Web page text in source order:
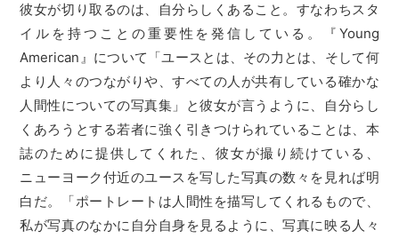
彼女が切り取るのは、自分らしくあること。すなわちスタ
イルを持つことの重要性を発信している。『Young
American』について「ユースとは、その力とは、そして何
より人々のつながりや、すべての人が共有している確かな
人間性についての写真集」と彼女が言うように、自分らし
くあろうとする若者に強く引きつけられていることは、本
誌のために提供してくれた、彼女が撮り続けている、
ニューヨーク付近のユースを写した写真の数々を見れば明
白だ。「ポートレートは人間性を描写してくれるもので、
私が写真のなかに自分自身を見るように、写真に映る人々